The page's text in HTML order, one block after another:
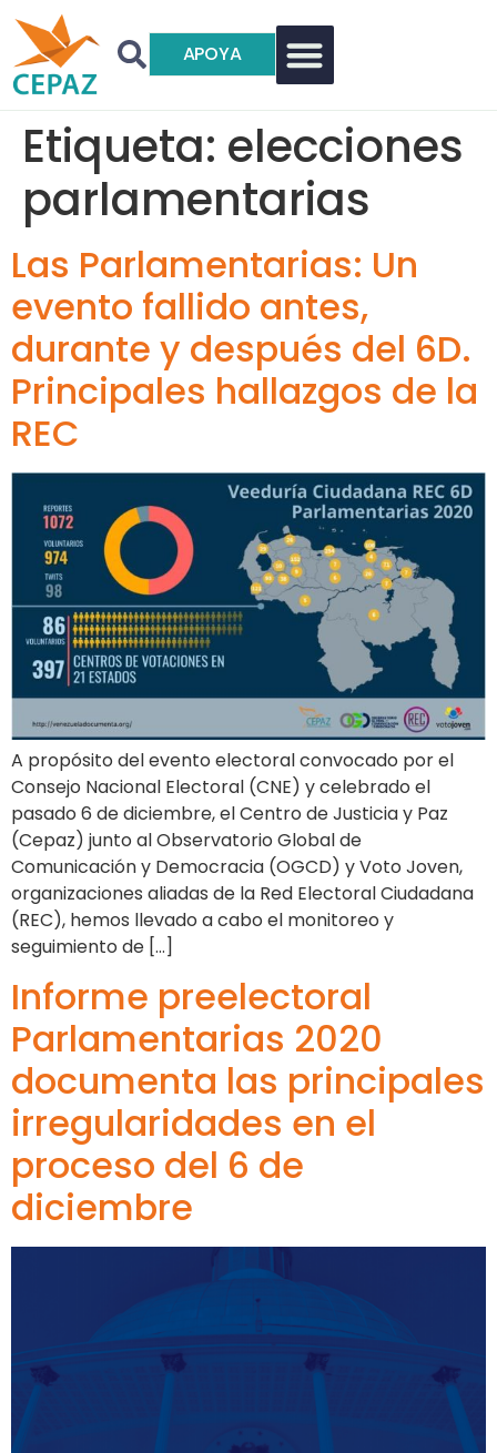
APOYA
Etiqueta: elecciones
parlamentarias
Las Parlamentarias: Un
evento fallido antes,
durante y después del 6D.
Principales hallazgos de la
REC
A propósito del evento electoral convocado por el
Consejo Nacional Electoral (CNE) y celebrado el
pasado 6 de diciembre, el Centro de Justicia y Paz
(Cepaz) junto al Observatorio Global de
Comunicación y Democracia (OGCD) y Voto Joven,
organizaciones aliadas de la Red Electoral Ciudadana
(REC), hemos llevado a cabo el monitoreo y
seguimiento de […]
Informe preelectoral
Parlamentarias 2020
documenta las principales
irregularidades en el
proceso del 6 de
diciembre